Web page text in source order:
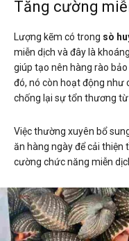
Tăng cường
Lượng kẽm có trong sò
miễn dịch và đây là
giúp tạo nên hàng rào
đó, nó còn hoạt động như
chống lại sự tổn thương
Việc thường xuyên bổ
ăn hàng ngày để cải
cường chức năng miễn